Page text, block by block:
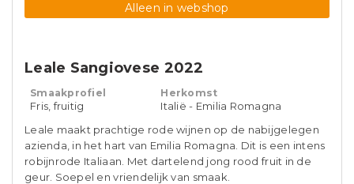
Alleen in webshop
Leale Sangiovese 2022
Smaakprofiel
Fris, fruitig
Herkomst
Italië - Emilia Romagna
Leale maakt prachtige rode wijnen op de nabijgelegen
azienda, in het hart van Emilia Romagna. Dit is een intens
robijnrode Italiaan. Met dartelend jong rood fruit in de
geur. Soepel en vriendelijk van smaak.